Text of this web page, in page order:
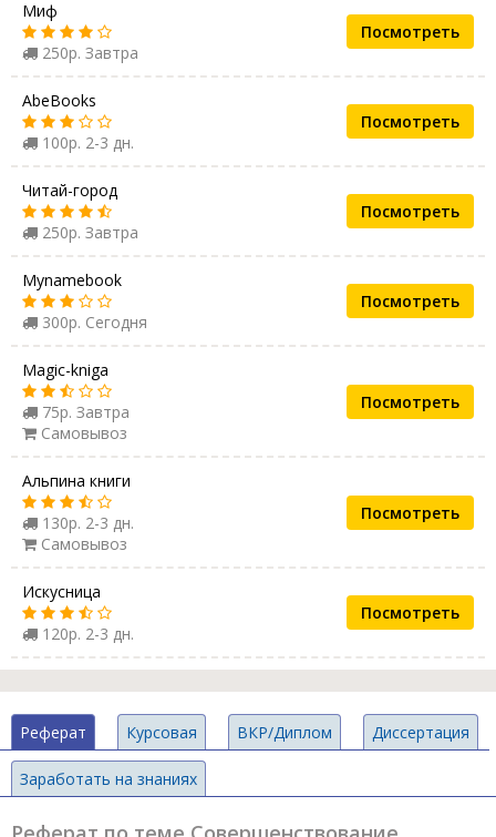
Миф
250р. Завтра
Посмотреть
AbeBooks
100р. 2-3 дн.
Посмотреть
Читай-город
250р. Завтра
Посмотреть
Mynamebook
300р. Сегодня
Посмотреть
Magic-kniga
75р. Завтра
Самовывоз
Посмотреть
Альпина книги
130р. 2-3 дн.
Самовывоз
Посмотреть
Искусница
120р. 2-3 дн.
Посмотреть
Реферат Курсовая ВКР/Диплом Диссертация
Заработать на знаниях